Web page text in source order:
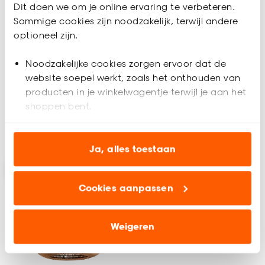
Dit doen we om je online ervaring te verbeteren.
Sommige cookies zijn noodzakelijk, terwijl andere
optioneel zijn.
Noodzakelijke cookies zorgen ervoor dat de
website soepel werkt, zoals het onthouden van
producten in je winkelwagentje terwijl je aan het
shoppen bent.
Analytische cookies (optioneel) helpen ons de
website te verbeteren voor jou en al onze andere
Marketing cookies (optioneel) laten jou
relevante informatie en aanbiedingen zien op
advertenties en communicatie.
Klik op ‘Ja, alles toestaan’ om gebruik te maken
Ja, alles toestaan
Cookies aanpassen
Weigeren
Plafondlamp Anzi Off-
4.7(15)
87.50
Binnen 2-3 werkdagen bezorgd
4.7 (19)
55.-
Binnen 2-3 werkdagen bezorgd